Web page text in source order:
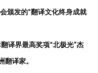
颁发的“翻译文化终身成就
译界最高奖项“北极光”杰
翻译家。